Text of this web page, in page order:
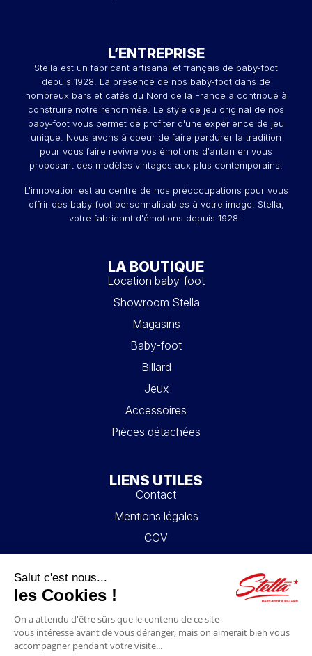
L’ENTREPRISE
Stella est un fabricant artisanal et français de baby-foot
depuis 1928. La présence de nos baby-foot dans de
nombreux bars et cafés du Nord de la France a contribué à
construire notre renommée. Le style de jeu original de nos
baby-foot vous permet de profiter d'une expérience de jeu
unique. Nous avons à coeur de faire perdurer la tradition
pour vous faire revivre vos émotions d'antan en vous
proposant des modèles vintages aux plus contemporains.
L'innovation est au centre de nos préoccupations pour vous
offrir des baby-foot personnalisables à votre image. Stella,
votre fabricant d'émotions depuis 1928 !
LA BOUTIQUE
Location baby-foot
Showroom Stella
Magasins
Baby-foot
Billard
Jeux
Accessoires
Pièces détachées
LIENS UTILES
Contact
Mentions légales
CGV
Mon compte
NOUS SUIVRE